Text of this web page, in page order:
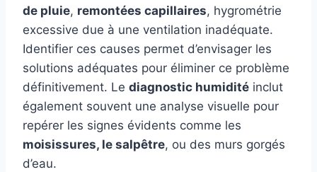
de pluie, remontées capillaires, hygrométrie
excessive due à une ventilation inadéquate.
Identifier ces causes permet d’envisager les
solutions adéquates pour éliminer ce problème
définitivement. Le diagnostic humidité inclut
également souvent une analyse visuelle pour
repérer les signes évidents comme les
moisissures, le salpêtre, ou des murs gorgés
d’eau.